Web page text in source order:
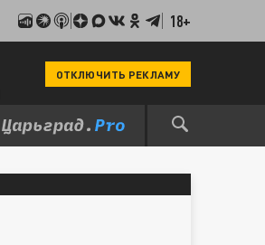
18+
ОТКЛЮЧИТЬ РЕКЛАМУ